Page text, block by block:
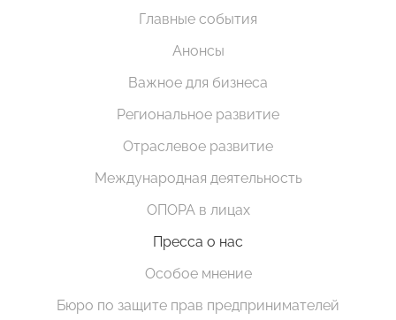
Главные события
Анонсы
Важное для бизнеса
Региональное развитие
Отраслевое развитие
Международная деятельность
ОПОРА в лицах
Пресса о нас
Особое мнение
Бюро по защите прав предпринимателей